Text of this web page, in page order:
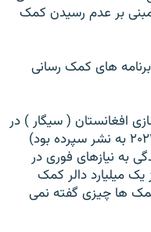
مبنی بر عدم رسیدن کمک
های کمک رسانی
افغانستان ( سیگار ) در
یکی از گزارش های که در ماه اکتوبر ۲۰۲۲ به نشر سپرده بود)
به نیازهای فوری در
از اگست ۲۰۲۱ بیش از یک میلیارد دالر کمک
کمک ها چیزی گفته نمی